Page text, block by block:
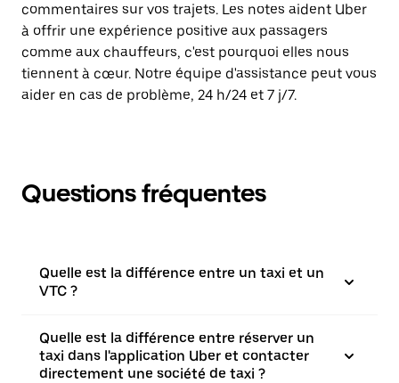
commentaires sur vos trajets. Les notes aident Uber
à offrir une expérience positive aux passagers
comme aux chauffeurs, c'est pourquoi elles nous
tiennent à cœur. Notre équipe d'assistance peut vous
aider en cas de problème, 24 h/24 et 7 j/7.
Questions fréquentes
Quelle est la différence entre un taxi et un
VTC ?
Quelle est la différence entre réserver un
taxi dans l'application Uber et contacter
directement une société de taxi ?